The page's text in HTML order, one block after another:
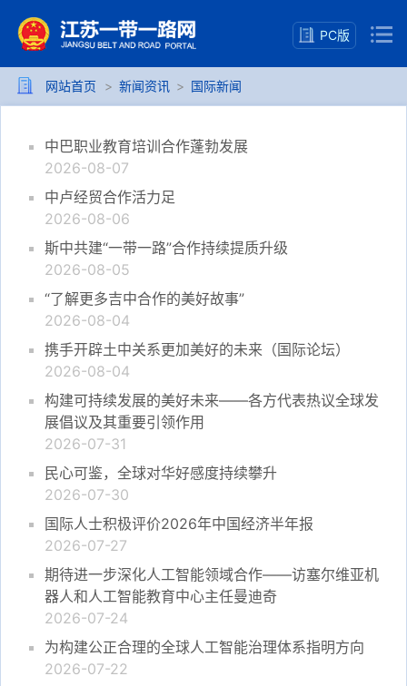
PC版
网站首页 > 新闻资讯 > 国际新闻
中巴职业教育培训合作蓬勃发展
2026-08-07
中卢经贸合作活力足
2026-08-06
斯中共建“一带一路”合作持续提质升级
2026-08-05
“了解更多吉中合作的美好故事”
2026-08-04
携手开辟土中关系更加美好的未来（国际论坛）
2026-08-04
构建可持续发展的美好未来——各方代表热议全球发
展倡议及其重要引领作用
2026-07-31
民心可鉴，全球对华好感度持续攀升
2026-07-30
国际人士积极评价2026年中国经济半年报
2026-07-27
期待进一步深化人工智能领域合作——访塞尔维亚机
器人和人工智能教育中心主任曼迪奇
2026-07-24
为构建公正合理的全球人工智能治理体系指明方向
2026-07-22